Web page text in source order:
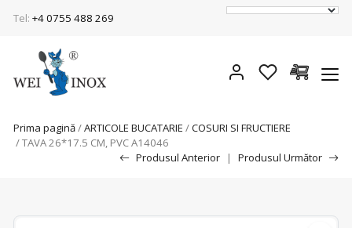
Tel: +4 0755 488 269
Prima pagină/ARTICOLE BUCATARIE /COSURI SI FRUCTIERE
/ TAVA 26*17.5 CM, PVC A14046
Produsul Anterior
| Produsul Următor